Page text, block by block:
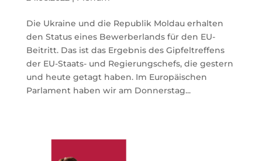
Die Ukraine und die Republik Moldau erhalten
den Status eines Bewerberlands für den EU-
Beitritt. Das ist das Ergebnis des Gipfeltreffens
der EU-Staats- und Regierungschefs, die gestern
und heute getagt haben. Im Europäischen
Parlament haben wir am Donnerstag...